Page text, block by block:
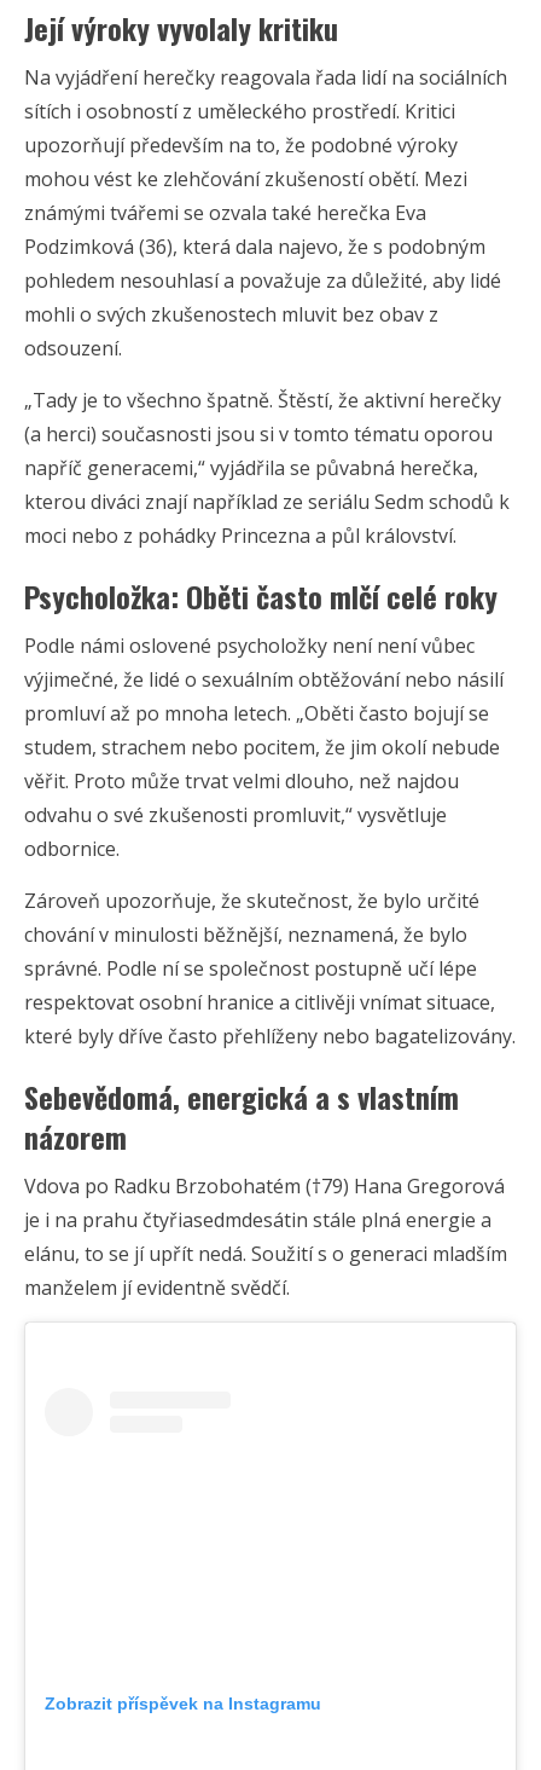
Její výroky vyvolaly kritiku
Na vyjádření herečky reagovala řada lidí na sociálních
sítích i osobností z uměleckého prostředí. Kritici
upozorňují především na to, že podobné výroky
mohou vést ke zlehčování zkušeností obětí. Mezi
známými tvářemi se ozvala také herečka Eva
Podzimková (36), která dala najevo, že s podobným
pohledem nesouhlasí a považuje za důležité, aby lidé
mohli o svých zkušenostech mluvit bez obav z
odsouzení.
„Tady je to všechno špatně. Štěstí, že aktivní herečky
(a herci) současnosti jsou si v tomto tématu oporou
napříč generacemi,“ vyjádřila se půvabná herečka,
kterou diváci znají například ze seriálu Sedm schodů k
moci nebo z pohádky Princezna a půl království.
Psycholožka: Oběti často mlčí celé roky
Podle námi oslovené psycholožky není není vůbec
výjimečné, že lidé o sexuálním obtěžování nebo násilí
promluví až po mnoha letech. „Oběti často bojují se
studem, strachem nebo pocitem, že jim okolí nebude
věřit. Proto může trvat velmi dlouho, než najdou
odvahu o své zkušenosti promluvit,“ vysvětluje
odbornice.
Zároveň upozorňuje, že skutečnost, že bylo určité
chování v minulosti běžnější, neznamená, že bylo
správné. Podle ní se společnost postupně učí lépe
respektovat osobní hranice a citlivěji vnímat situace,
které byly dříve často přehlíženy nebo bagatelizovány.
Sebevědomá, energická a s vlastním
názorem
Vdova po Radku Brzobohatém (†79) Hana Gregorová
je i na prahu čtyřiasedmdesátin stále plná energie a
elánu, to se jí upřít nedá. Soužití s o generaci mladším
manželem jí evidentně svědčí.
Zobrazit příspěvek na Instagramu